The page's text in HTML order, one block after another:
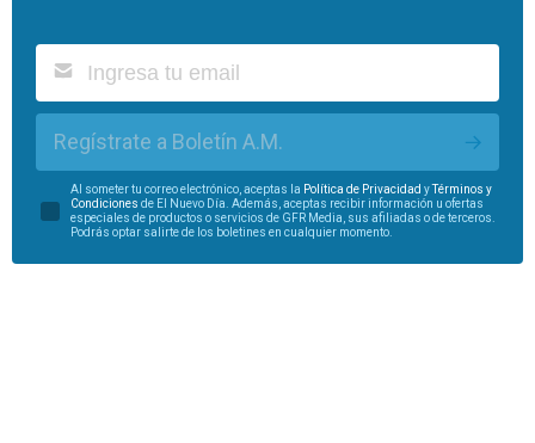
Regístrate a Boletín A.M.
Al someter tu correo electrónico, aceptas la Política de Privacidad y
Términos y
Condiciones de El Nuevo Día. Además, aceptas recibir información u ofertas
especiales de productos o servicios de GFR Media, sus afiliadas o de terceros.
Podrás optar salirte de los boletines en cualquier momento.